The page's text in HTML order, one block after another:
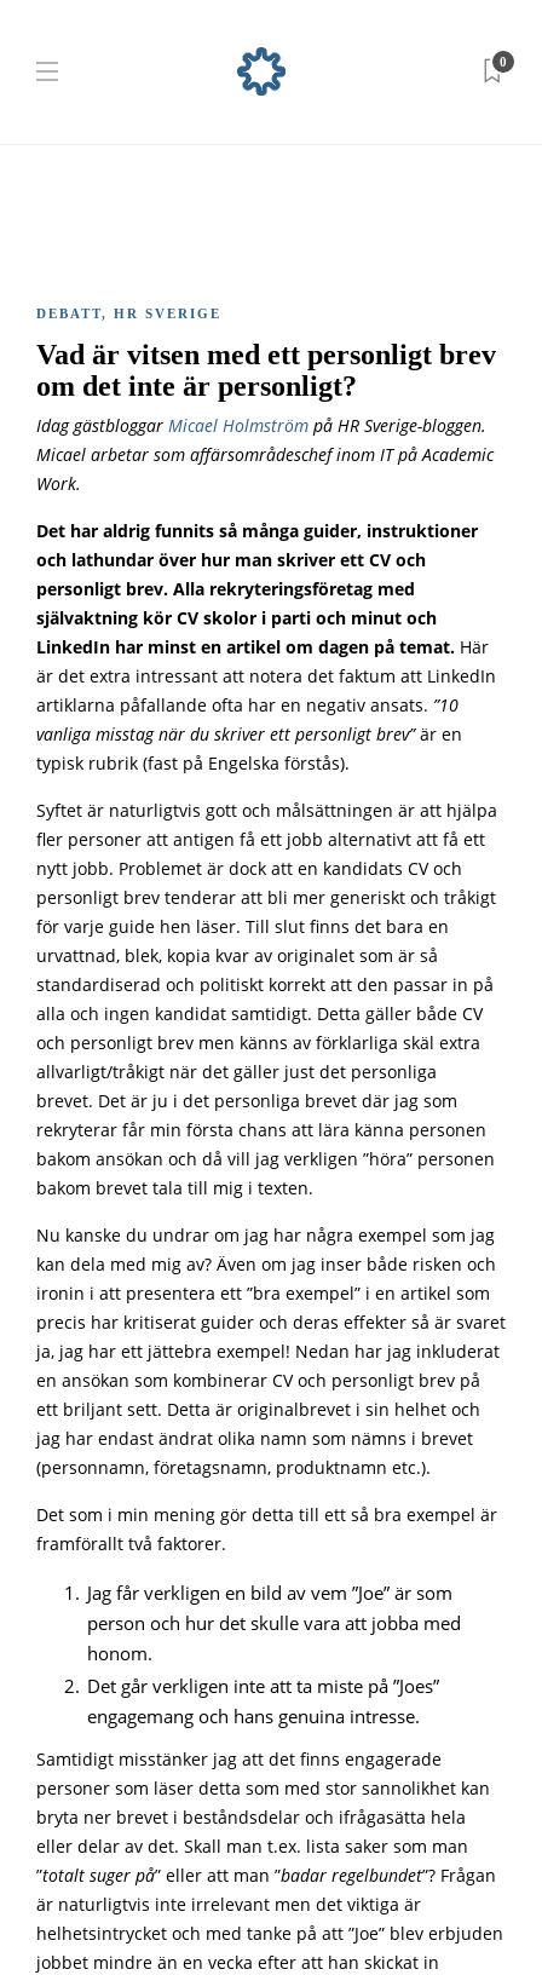
0
DEBATT, HR SVERIGE
Vad är vitsen med ett personligt brev
om det inte är personligt?
Idag gästbloggar Micael Holmström på HR Sverige-bloggen.
Micael arbetar som affärsområdeschef inom IT på Academic
Work.
Det har aldrig funnits så många guider, instruktioner
och lathundar över hur man skriver ett CV och
personligt brev. Alla rekryteringsföretag med
självaktning kör CV skolor i parti och minut och
LinkedIn har minst en artikel om dagen på temat. Här
är det extra intressant att notera det faktum att LinkedIn
artiklarna påfallande ofta har en negativ ansats. ”10
vanliga misstag när du skriver ett personligt brev”är en
typisk rubrik (fast på Engelska förstås).
Syftet är naturligtvis gott och målsättningen är att hjälpa
fler personer att antigen få ett jobb alternativt att få ett
nytt jobb. Problemet är dock att en kandidats CV och
personligt brev tenderar att bli mer generiskt och tråkigt
för varje guide hen läser. Till slut finns det bara en
urvattnad, blek, kopia kvar av originalet som är så
standardiserad och politiskt korrekt att den passar in på
alla och ingen kandidat samtidigt. Detta gäller både CV
och personligt brev men känns av förklarliga skäl extra
allvarligt/tråkigt när det gäller just det personliga
brevet. Det är ju i det personliga brevet där jag som
rekryterar får min första chans att lära känna personen
bakom ansökan och då vill jag verkligen ”höra” personen
bakom brevet tala till mig i texten.
Nu kanske du undrar om jag har några exempel som jag
kan dela med mig av? Även om jag inser både risken och
ironin i att presentera ett ”bra exempel” i en artikel som
precis har kritiserat guider och deras effekter så är svaret
ja, jag har ett jättebra exempel! Nedan har jag inkluderat
en ansökan som kombinerar CV och personligt brev på
ett briljant sett. Detta är originalbrevet i sin helhet och
jag har endast ändrat olika namn som nämns i brevet
(personnamn, företagsnamn, produktnamn etc.).
Det som i min mening gör detta till ett så bra exempel är
framförallt två faktorer.
Jag får verkligen en bild av vem ”Joe” är som
person och hur det skulle vara att jobba med
honom.
Det går verkligen inte att ta miste på ”Joes”
engagemang och hans genuina intresse.
Samtidigt misstänker jag att det finns engagerade
personer som läser detta som med stor sannolikhet kan
bryta ner brevet i beståndsdelar och ifrågasätta hela
eller delar av det. Skall man t.ex. lista saker som man
”totalt suger på” eller att man ”badar regelbundet”? Frågan
är naturligtvis inte irrelevant men det viktiga är
helhetsintrycket och med tanke på att ”Joe” blev erbjuden
jobbet mindre än en vecka efter att han skickat in